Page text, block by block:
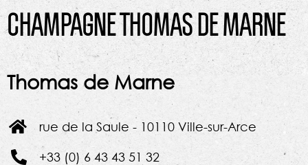
CHAMPAGNE THOMAS DE MARNE
Thomas de Marne
rue de la Saule - 10110 Ville-sur-Arce
+33 (0) 6 43 43 51 32